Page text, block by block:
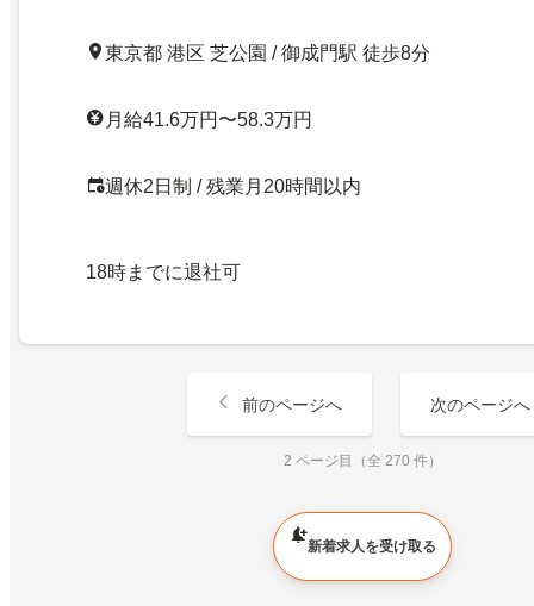
東京都 港区 芝公園 / 御成門駅 徒歩8分
月給41.6万円〜58.3万円
週休2日制 / 残業月20時間以内
18時までに退社可
前のページへ 次のページへ
2 ページ目（全 270 件）
新着求人を受け取る